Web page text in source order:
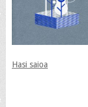
Hasi saioa